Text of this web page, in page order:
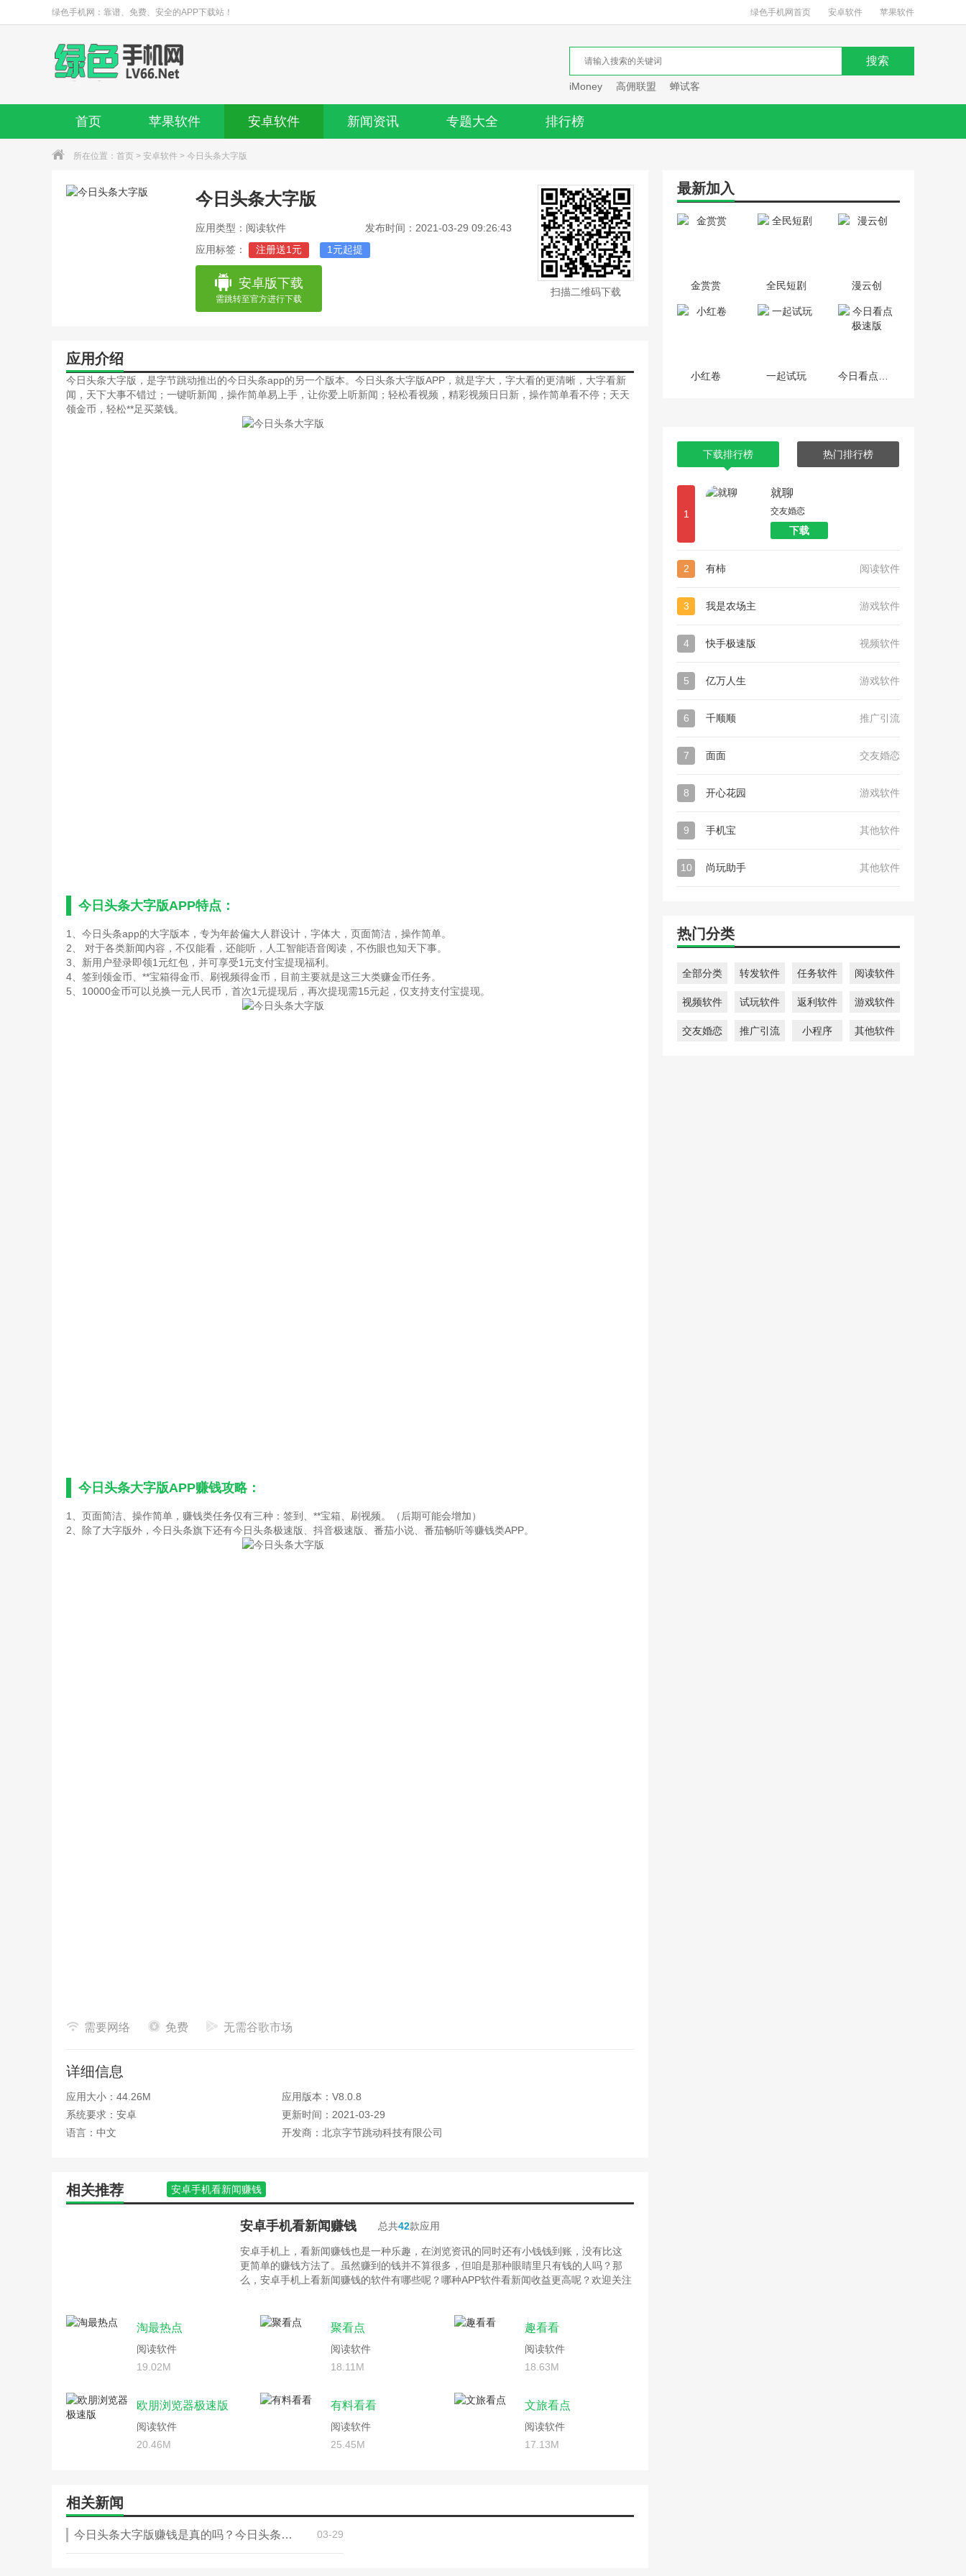
绿色手机网：靠谱、免费、安全的APP下载站！ 绿色手机网首页 安卓软件 苹果软件
iMoney 高佣联盟 蝉试客
首页 苹果软件 安卓软件 新闻资讯 专题大全 排行榜
所在位置： 首页 > 安卓软件 > 今日头条大字版
今日头条大字版
应用类型：阅读软件
发布时间：2021-03-29 09:26:43
应用标签：
注册送1元 1元起提
安卓版下载
需跳转至官方进行下载
扫描二维码下载
应用介绍
今日头条大字版，是字节跳动推出的今日头条app的另一个版本。今日头条大字版APP，就是字大，字大看的更清晰，大字看新
闻，天下大事不错过；一键听新闻，操作简单易上手，让你爱上听新闻；轻松看视频，精彩视频日日新，操作简单看不停；天天
领金币，轻松**足买菜钱。
今日头条大字版APP特点：
1、今日头条app的大字版本，专为年龄偏大人群设计，字体大，页面简洁，操作简单。
2、 对于各类新闻内容，不仅能看，还能听，人工智能语音阅读，不伤眼也知天下事。
3、新用户登录即领1元红包，并可享受1元支付宝提现福利。
4、签到领金币、**宝箱得金币、刷视频得金币，目前主要就是这三大类赚金币任务。
5、10000金币可以兑换一元人民币，首次1元提现后，再次提现需15元起，仅支持支付宝提现。
今日头条大字版APP赚钱攻略：
1、页面简洁、操作简单，赚钱类任务仅有三种：签到、**宝箱、刷视频。（后期可能会增加）
2、除了大字版外，今日头条旗下还有今日头条极速版、抖音极速版、番茄小说、番茄畅听等赚钱类APP。
需要网络 免费 无需谷歌市场
详细信息
应用大小：44.26M
应用版本：V8.0.8
系统要求：安卓
更新时间：2021-03-29
语言：中文
开发商：北京字节跳动科技有限公司
相关推荐 安卓手机看新闻赚钱
安卓手机看新闻赚钱 总共42款应用
安卓手机上，看新闻赚钱也是一种乐趣，在浏览资讯的同时还有小钱钱到账，没有比这
更简单的赚钱方法了。虽然赚到的钱并不算很多，但咱是那种眼睛里只有钱的人吗？那
么，安卓手机上看新闻赚钱的软件有哪些呢？哪种APP软件看新闻收益更高呢？欢迎关注
淘最热点
阅读软件
19.02M
聚看点
阅读软件
18.11M
趣看看
阅读软件
18.63M
欧朋浏览器极速版
阅读软件
20.46M
有料看看
阅读软件
25.45M
文旅看点
阅读软件
17.13M
相关新闻
今日头条大字版赚钱是真的吗？今日头条大字版怎么赚钱？ 03-29
最新加入
金赏赏 全民短剧 漫云创
小红卷 一起试玩
下载排行榜 热门排行榜
1
就聊
交友婚恋
下载
2 有柿 阅读软件
3 我是农场主 游戏软件
4 快手极速版 视频软件
5 亿万人生 游戏软件
6 千顺顺 推广引流
7 面面 交友婚恋
8 开心花园 游戏软件
9 手机宝 其他软件
10 尚玩助手 其他软件
热门分类
全部分类 转发软件 任务软件 阅读软件
视频软件 试玩软件 返利软件 游戏软件
交友婚恋 推广引流 小程序 其他软件